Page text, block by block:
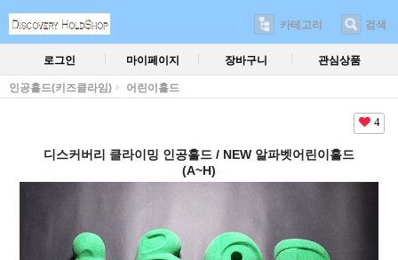
카테고리 검색
로그인 마이페이지 장바구니 관심상품
인공홀드(키즈클라임) 어린이홀드
4
디스커버리 클라이밍 인공홀드 / NEW 알파벳어린이홀드
(A~H)